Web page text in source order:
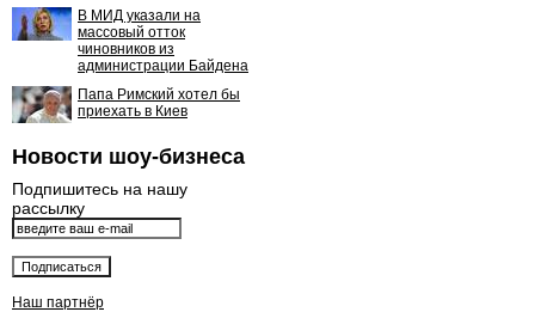
В МИД указали на
массовый отток
чиновников из
администрации Байдена
Папа Римский хотел бы
приехать в Киев
Новости шоу-бизнеса
Подпишитесь на нашу
рассылку
Наш партнёр